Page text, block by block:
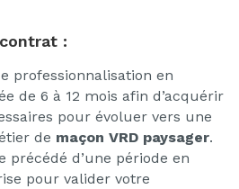
:
professionnalisation en
de 6 à 12 mois afin d’acquérir
pour évoluer vers une
de maçon VRD paysager.
d’une période en
pour valider votre